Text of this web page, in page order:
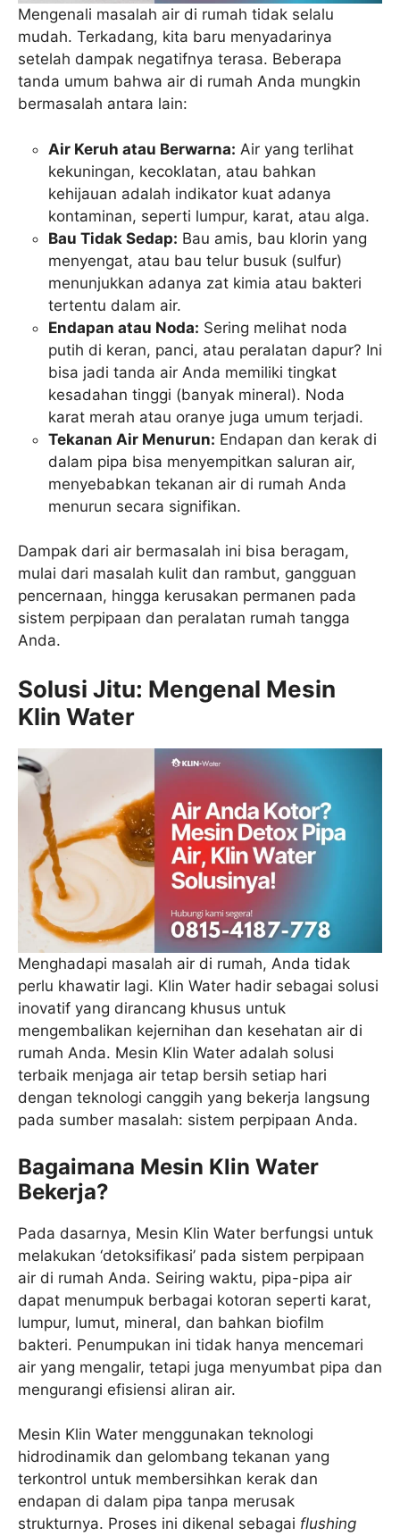
Mengenali masalah air di rumah tidak selalu
mudah. Terkadang, kita baru menyadarinya
setelah dampak negatifnya terasa. Beberapa
tanda umum bahwa air di rumah Anda mungkin
bermasalah antara lain:
Air Keruh atau Berwarna: Air yang terlihat
kekuningan, kecoklatan, atau bahkan
kehijauan adalah indikator kuat adanya
kontaminan, seperti lumpur, karat, atau alga.
Bau Tidak Sedap: Bau amis, bau klorin yang
menyengat, atau bau telur busuk (sulfur)
menunjukkan adanya zat kimia atau bakteri
tertentu dalam air.
Endapan atau Noda: Sering melihat noda
putih di keran, panci, atau peralatan dapur? Ini
bisa jadi tanda air Anda memiliki tingkat
kesadahan tinggi (banyak mineral). Noda
karat merah atau oranye juga umum terjadi.
Tekanan Air Menurun: Endapan dan kerak di
dalam pipa bisa menyempitkan saluran air,
menyebabkan tekanan air di rumah Anda
menurun secara signifikan.
Dampak dari air bermasalah ini bisa beragam,
mulai dari masalah kulit dan rambut, gangguan
pencernaan, hingga kerusakan permanen pada
sistem perpipaan dan peralatan rumah tangga
Anda.
Solusi Jitu: Mengenal Mesin
Klin Water
Menghadapi masalah air di rumah, Anda tidak
perlu khawatir lagi. Klin Water hadir sebagai solusi
inovatif yang dirancang khusus untuk
mengembalikan kejernihan dan kesehatan air di
rumah Anda. Mesin Klin Water adalah solusi
terbaik menjaga air tetap bersih setiap hari
dengan teknologi canggih yang bekerja langsung
pada sumber masalah: sistem perpipaan Anda.
Bagaimana Mesin Klin Water
Bekerja?
Pada dasarnya, Mesin Klin Water berfungsi untuk
melakukan ‘detoksifikasi’ pada sistem perpipaan
air di rumah Anda. Seiring waktu, pipa-pipa air
dapat menumpuk berbagai kotoran seperti karat,
lumpur, lumut, mineral, dan bahkan biofilm
bakteri. Penumpukan ini tidak hanya mencemari
air yang mengalir, tetapi juga menyumbat pipa dan
mengurangi efisiensi aliran air.
Mesin Klin Water menggunakan teknologi
hidrodinamik dan gelombang tekanan yang
terkontrol untuk membersihkan kerak dan
endapan di dalam pipa tanpa merusak
strukturnya. Proses ini dikenal sebagai flushing